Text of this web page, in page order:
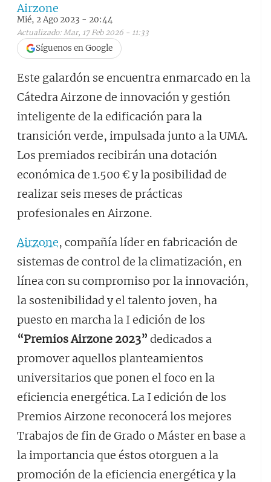
Airzone
Mié, 2 Ago 2023 - 20:44
Actualizado: Mar, 17 Feb 2026 - 11:33
Síguenos en Google
Este galardón se encuentra enmarcado en la
Cátedra Airzone de innovación y gestión
inteligente de la edificación para la
transición verde, impulsada junto a la UMA.
Los premiados recibirán una dotación
económica de 1.500 € y la posibilidad de
realizar seis meses de prácticas
profesionales en Airzone.
Airzone, compañía líder en fabricación de
sistemas de control de la climatización, en
línea con su compromiso por la innovación,
la sostenibilidad y el talento joven, ha
puesto en marcha la I edición de los
“Premios Airzone 2023” dedicados a
promover aquellos planteamientos
universitarios que ponen el foco en la
eficiencia energética. La I edición de los
Premios Airzone reconocerá los mejores
Trabajos de fin de Grado o Máster en base a
la importancia que éstos otorguen a la
promoción de la eficiencia energética y la